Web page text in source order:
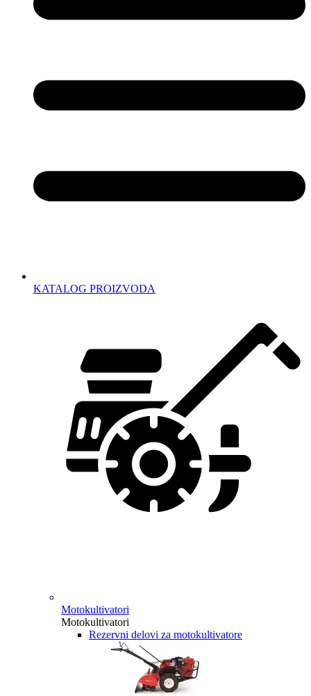
KATALOG PROIZVODA
Motokultivatori
Motokultivatori
Rezervni delovi za motokultivatore